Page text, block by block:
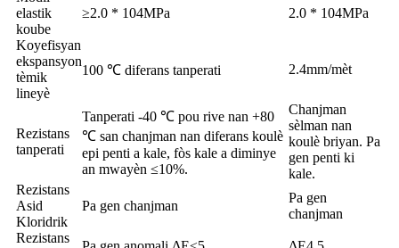
elastik
koube
≥2.0 * 104MPa 2.0 * 104MPa
Koyefisyan
ekspansyon
tèmik
lineyè
100 ℃ diferans tanperati 2.4mm/mèt
Rezistans
tanperati
Tanperati -40 ℃ pou rive nan +80
℃ san chanjman nan diferans koulè
epi penti a kale, fòs kale a diminye
an mwayèn ≤10%.
Chanjman
sèlman nan
koulè briyan. Pa
gen penti ki
kale.
Rezistans
Asid
Kloridrik
Pa gen chanjman
Pa gen
chanjman
Rezistans